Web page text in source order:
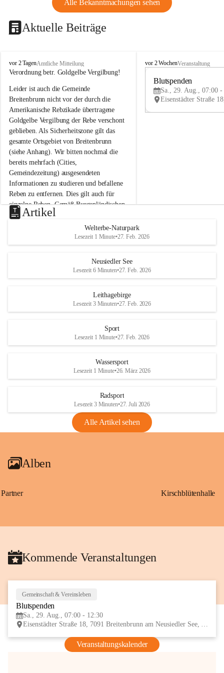
Alle Bekanntmachungen sehen
Aktuelle Beiträge
B
r
i
t
e
n
b
r
u
n
n
a
m
N
e
u
s
d
S
vor 2 TagenAmtliche Mitteilung
Verordnung betr. Goldgelbe Vergilbung!
Leider ist auch die Gemeinde
Breitenbrunn nicht vor der durch die
Amerikanische Rebzikade übertragene
Goldgelbe Vergilbung der Rebe verschont
geblieben. Als Sicherheitszone gilt das
gesamte Ortsgebiet von Breitenbrunn
(siehe Anhang). Wir bitten nochmal die
bereits mehrfach (Cities,
Gemeindezeitung) ausgesendeten
Informationen zu studieren und befallene
Reben zu entfernen. Dies gilt auch für
einzelne Reben. Gemäß Burgenländischen
Weinbaugesetz sind nicht gepflegte oder
unzulässige Weingärten zu roden! Bitte
helfen wir zusammen um unsere Winzer
vor den prognostizierten Ernteausfällen
und den daraus folgenden wirtschaftlichen
Maßnahmen zur Bekämpfung
Rebe und der Amerikanischen
Anhang VBl. EU Nr. 18
1 Seite•1,4 MB
VBl. EU Nr. 18_2026
B
e
u
e
d
r
S
vor 2 WochenVeranstaltung
Blutspenden
Sa., 29. Aug., 07:00 -
Artikel
Welterbe-Naturpark
Lesezeit 1 Minute•27. Feb. 2026
Neusiedler See
Lesezeit 6 Minuten•27. Feb. 2026
Leithagebirge
Lesezeit 3 Minuten•27. Feb. 2026
Sport
Lesezeit 1 Minute•27. Feb. 2026
Wassersport
Lesezeit 1 Minute•26. März 2026
Radsport
Lesezeit 3 Minuten•27. Juli 2026
Alle Artikel sehen
Alben
Partner Kirschblütenhalle
Kommende Veranstaltungen
Gemeinschaft & Vereinsleben
Blutspenden
Sa., 29. Aug., 07:00 - 12:30
Eisenstädter Straße 18, 7091 Breitenbrunn am Neusiedler See, AUT
Veranstaltungskalender